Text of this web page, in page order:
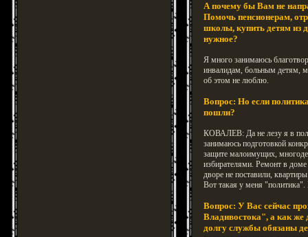
А почему бы Вам не
Помочь пенсионерам,
школы, купить детям из
нужное?
Я много занимаюсь
инвалидам, больным детям,
об этом не люблю.
Вопрос: Но если
пошли?
КОВАЛЕВ: Да не лезу я в
занимаюсь подготовкой
защите малоимущих,
избирателями. Ремонт в
дворе не поставили,
Вот такая у меня
Вопрос: У Вас сейчас
Владивостока", а как же
долгу службы обязаны